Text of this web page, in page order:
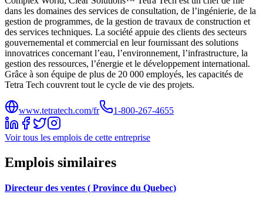
dans les domaines des services de consultation, de l’ingénierie, de la
gestion de programmes, de la gestion de travaux de construction et
des services techniques. La société appuie des clients des secteurs
gouvernemental et commercial en leur fournissant des solutions
innovatrices concernant l’eau, l’environnement, l’infrastructure, la
gestion des ressources, l’énergie et le développement international.
Grâce à son équipe de plus de 20 000 employés, les capacités de
Tetra Tech couvrent tout le cycle de vie des projets.
www.tetratech.com/fr 1-800-267-4655
Voir tous les emplois de cette entreprise
Emplois similaires
Directeur des ventes ( Province du Quebec)